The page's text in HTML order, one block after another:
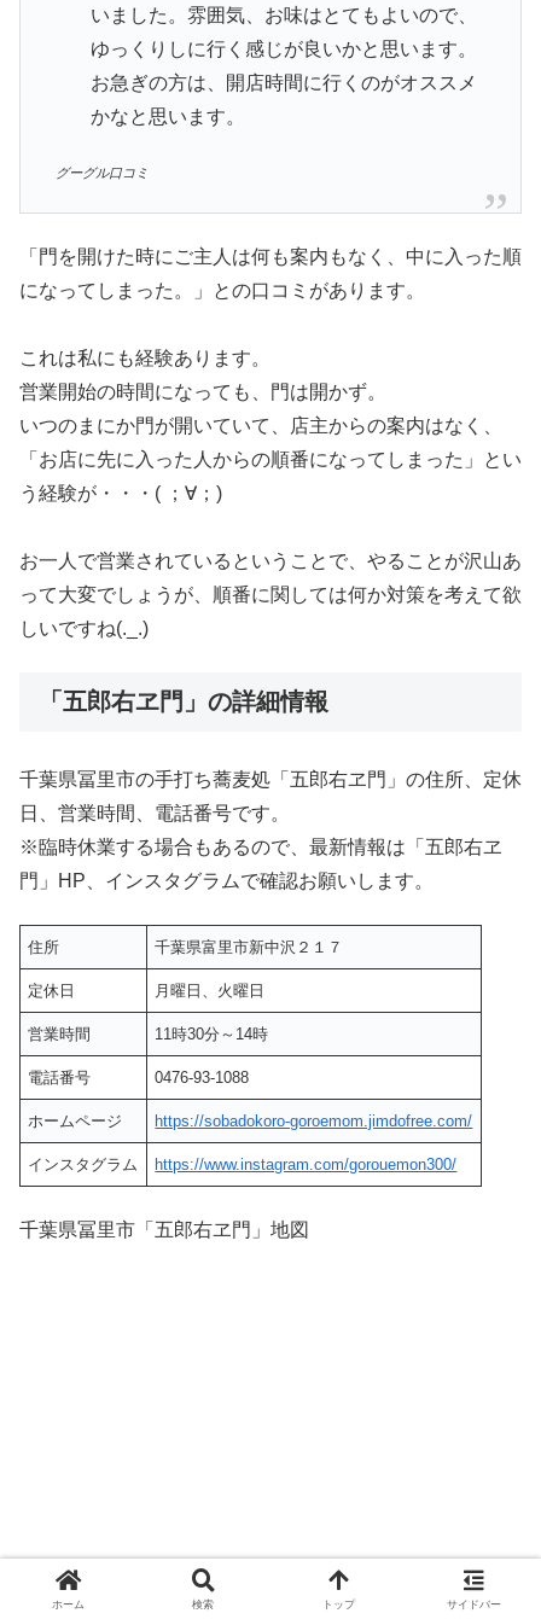
いました。雰囲気、お味はとてもよいので、
ゆっくりしに行く感じが良いかと思います。
お急ぎの方は、開店時間に行くのがオススメ
かなと思います。
グーグル口コミ
「門を開けた時にご主人は何も案内もなく、中に入った順
になってしまった。」との口コミがあります。
これは私にも経験あります。
営業開始の時間になっても、門は開かず。
いつのまにか門が開いていて、店主からの案内はなく、
「お店に先に入った人からの順番になってしまった」とい
う経験が・・・( ；∀；)
お一人で営業されているということで、やることが沢山あ
って大変でしょうが、順番に関しては何か対策を考えて欲
しいですね(._.)
「五郎右ヱ門」の詳細情報
千葉県冨里市の手打ち蕎麦処「五郎右ヱ門」の住所、定休
日、営業時間、電話番号です。
※臨時休業する場合もあるので、最新情報は「五郎右ヱ
門」HP、インスタグラムで確認お願いします。
住所 千葉県富里市新中沢２１７
定休日 月曜日、火曜日
営業時間 11時30分～14時
電話番号 0476-93-1088
ホームページ https://sobadokoro-goroemom.jimdofree.com/
インスタグラム https://www.instagram.com/gorouemon300/
千葉県冨里市「五郎右ヱ門」地図
ホーム 検索 トップ サイドバー